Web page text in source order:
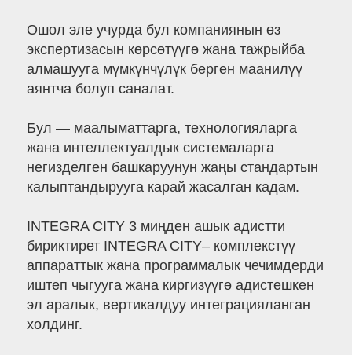
Ошол эле учурда бул компаниянын өз
экспертизасын көрсөтүүгө жана тажрыйба
алмашууга мүмкүнчүлүк берген маанилүү
аянтча болуп саналат.
Бул — маалыматтарга, технологияларга
жана интеллектуалдык системаларга
негизделген башкаруунун жаңы стандартын
калыптандырууга карай жасалган кадам.
INTEGRA CITY 3 миңден ашык адистти
бириктирет INTEGRA CITY– комплекстүү
аппараттык жана программалык чечимдерди
иштеп чыгууга жана киргизүүгө адистешкен
эл аралык, вертикалдуу интеграцияланган
холдинг.